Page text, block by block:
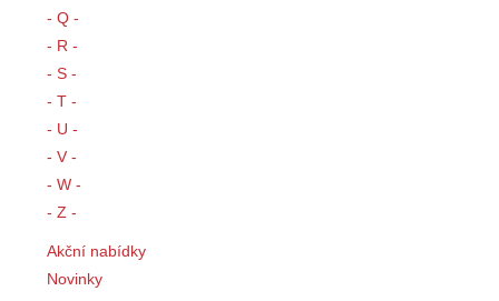
- Q -
- R -
- S -
- T -
- U -
- V -
- W -
- Z -
Akční nabídky
Novinky